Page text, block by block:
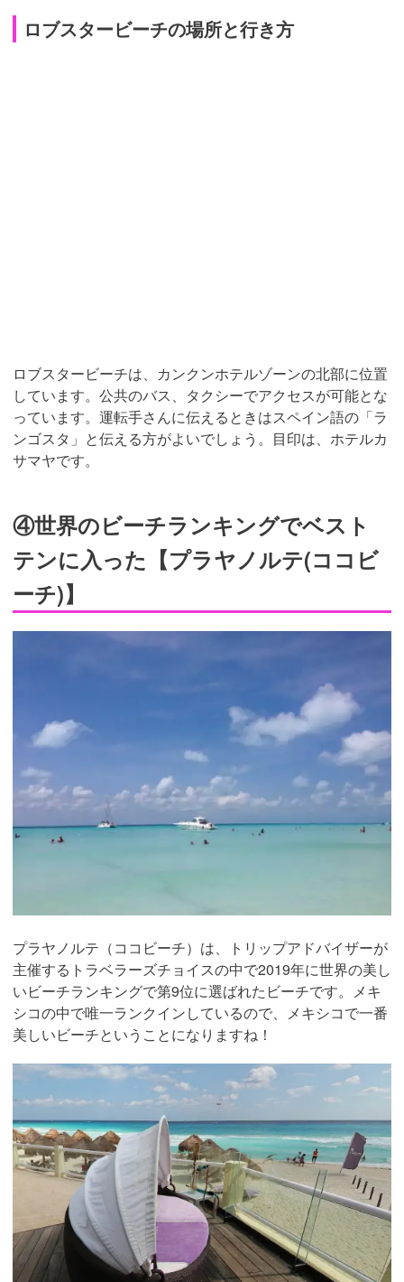
ロブスタービーチの場所と行き方
ロブスタービーチは、カンクンホテルゾーンの北部に位置
しています。公共のバス、タクシーでアクセスが可能とな
っています。運転手さんに伝えるときはスペイン語の「ラ
ンゴスタ」と伝える方がよいでしょう。目印は、ホテルカ
サマヤです。
④世界のビーチランキングでベスト
テンに入った【プラヤノルテ(ココビ
ーチ)】
プラヤノルテ（ココビーチ）は、トリップアドバイザーが
主催するトラベラーズチョイスの中で2019年に世界の美し
いビーチランキングで第9位に選ばれたビーチです。メキ
シコの中で唯一ランクインしているので、メキシコで一番
美しいビーチということになりますね！